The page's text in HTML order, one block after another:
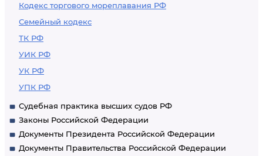
Кодекс торгового мореплавания РФ
Семейный кодекс
ТК РФ
УИК РФ
УК РФ
УПК РФ
Судебная практика высших судов РФ
Законы Российской Федерации
Документы Президента Российской Федерации
Документы Правительства Российской Федерации